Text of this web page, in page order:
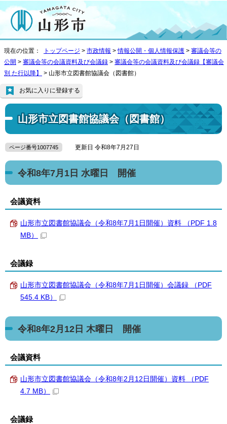
現在の位置： トップページ > 市政情報 >情報公開・個人情報保護 > 審議会等の
公開 > 審議会等の会議資料及び会議録 > 審議会等の会議資料及び会議録【審議会
別 た行以降】
> 山形市立図書館協議会（図書館）
山形市立図書館協議会（図書館）
お気に入りに登録する
ページ番号1007745 更新日 令和8年7月27日
令和8年7月1日 水曜日 開催
会議資料
山形市立図書館協議会（令和8年7月1日開催）資料 （PDF 1.8
MB）
会議録
山形市立図書館協議会（令和8年7月1日開催）会議録 （PDF
545.4 KB）
令和8年2月12日 木曜日 開催
会議資料
山形市立図書館協議会（令和8年2月12日開催）資料 （PDF
4.7 MB）
会議録